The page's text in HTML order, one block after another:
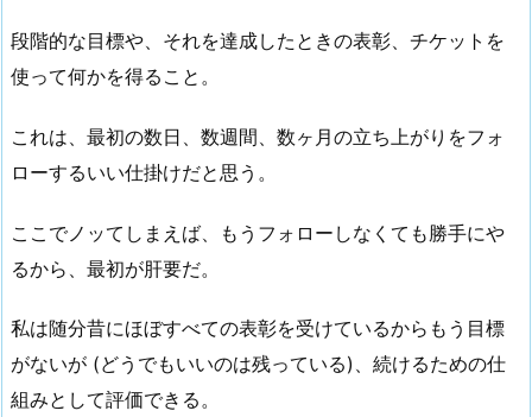
段階的な目標や、それを達成したときの表彰、チケットを
使って何かを得ること。
これは、最初の数日、数週間、数ヶ月の立ち上がりをフォ
ローするいい仕掛けだと思う。
ここでノッてしまえば、もうフォローしなくても勝手にや
るから、最初が肝要だ。
私は随分昔にほぼすべての表彰を受けているからもう目標
がないが (どうでもいいのは残っている)、続けるための仕
組みとして評価できる。